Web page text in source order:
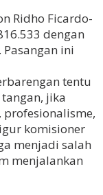
Ridho Ficardo-
dengan
Pasangan ini
tentu
jika
komisioner
menjadi salah
menjalankan